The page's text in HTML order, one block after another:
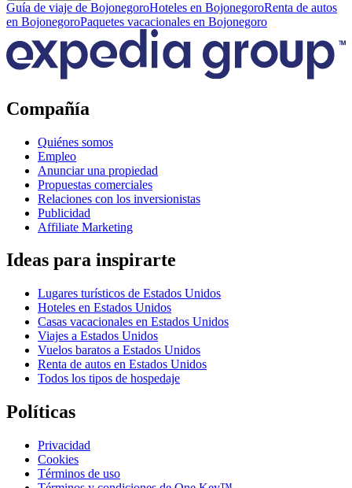
Guía de viaje de BojonegoroHoteles en BojonegoroRenta de autos
en BojonegoroPaquetes vacacionales en Bojonegoro
Compañía
Quiénes somos
Empleo
Anunciar una propiedad
Propuestas comerciales
Relaciones con los inversionistas
Publicidad
Affiliate Marketing
Ideas para inspirarte
Lugares turísticos de Estados Unidos
Hoteles en Estados Unidos
Casas vacacionales en Estados Unidos
Viajes a Estados Unidos
Vuelos baratos a Estados Unidos
Renta de autos en Estados Unidos
Todos los tipos de hospedaje
Políticas
Privacidad
Cookies
Términos de uso